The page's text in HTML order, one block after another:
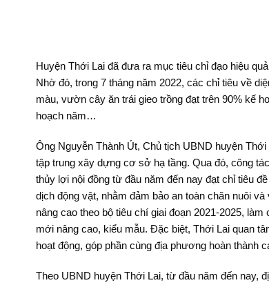
Huyện Thới Lai đã đưa ra mục tiêu chỉ đạo hiệu
Nhờ đó, trong 7 tháng năm 2022, các chỉ tiêu về
màu, vườn cây ăn trái gieo trồng đạt trên 90% kế
hoạch năm…
Ông Nguyễn Thành Út, Chủ tịch UBND huyện
tập trung xây dựng cơ sở hạ tầng. Qua đó, công
thủy lợi nội đồng từ đầu năm đến nay đạt chỉ tiêu
dịch động vật, nhằm đảm bảo an toàn chăn nuôi
nâng cao theo bộ tiêu chí giai đoạn 2021-2025,
mới nâng cao, kiểu mẫu. Ðặc biệt, Thới Lai quan
hoạt động, góp phần cùng địa phương hoàn thành
Theo UBND huyện Thới Lai, từ đầu năm đến nay,